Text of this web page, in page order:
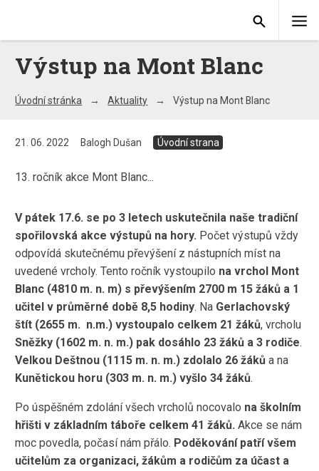
Výstup na Mont Blanc
Úvodní stránka Aktuality Výstup na Mont Blanc
21. 06. 2022 Balogh Dušan Úvodní strana
13. ročník akce Mont Blanc...
V pátek 17.6. se po 3 letech uskutečnila naše tradiční
spořilovská akce výstupů na hory. Počet výstupů vždy
odpovídá skutečnému převýšení z nástupních míst na
uvedené vrcholy. Tento ročník vystoupilo na vrchol Mont
Blanc (4810 m. n. m) s převýšením 2700 m 15 žáků a 1
učitel v průměrné době 8,5 hodiny. Na Gerlachovský
štít (2655 m. n.m.) vystoupalo celkem 21 žáků, vrcholu
Sněžky (1602 m. n. m.) pak dosáhlo 23 žáků a 3 rodiče.
Velkou Deštnou (1115 m. n. m.) zdolalo 26 žáků a na
Kunětickou horu (303 m. n. m.) vyšlo 34 žáků.
Po úspěšném zdolání všech vrcholů nocovalo na školním
hřišti v základním táboře celkem 41 žáků. Akce se nám
moc povedla, počasí nám přálo. Poděkování patří všem
učitelům za organizaci, žákům a rodičům za účast a